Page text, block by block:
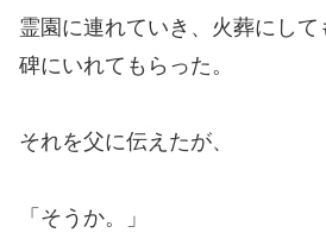
霊園に連れていき、火葬にし
碑にいれてもらった。
それを父に伝えたが、
「そうか。」